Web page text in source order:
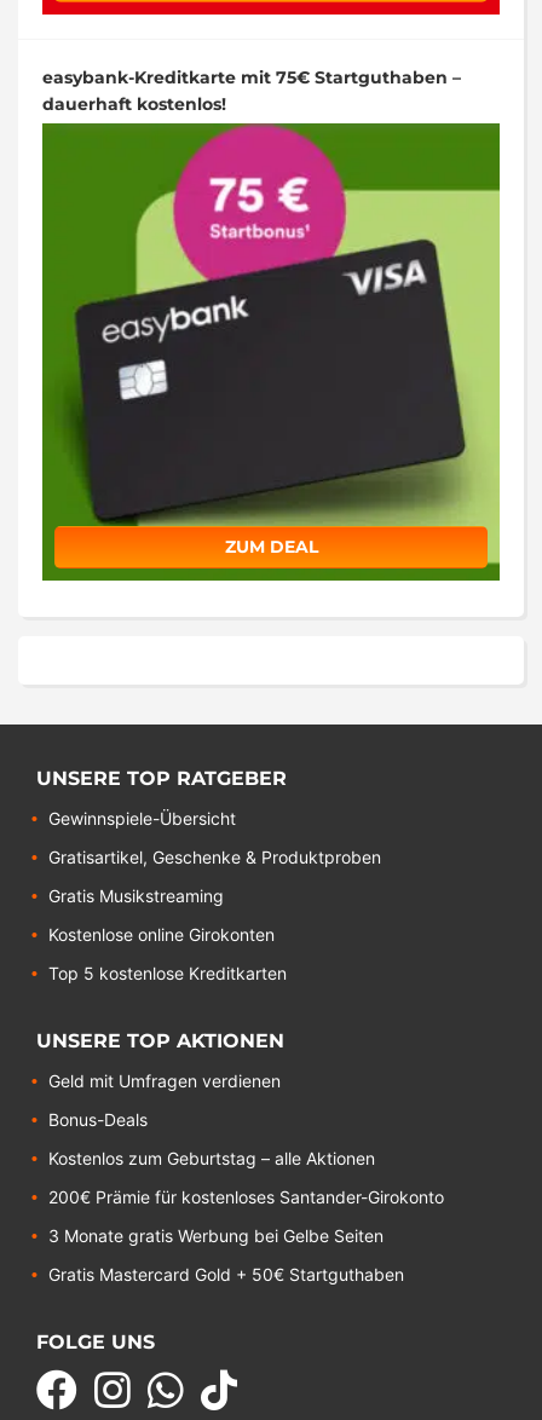
easybank-Kreditkarte mit 75€ Startguthaben –
dauerhaft kostenlos!
ZUM DEAL
UNSERE TOP RATGEBER
Gewinnspiele-Übersicht
Gratisartikel, Geschenke & Produktproben
Gratis Musikstreaming
Kostenlose online Girokonten
Top 5 kostenlose Kreditkarten
UNSERE TOP AKTIONEN
Geld mit Umfragen verdienen
Bonus-Deals
Kostenlos zum Geburtstag – alle Aktionen
200€ Prämie für kostenloses Santander-Girokonto
3 Monate gratis Werbung bei Gelbe Seiten
Gratis Mastercard Gold + 50€ Startguthaben
FOLGE UNS